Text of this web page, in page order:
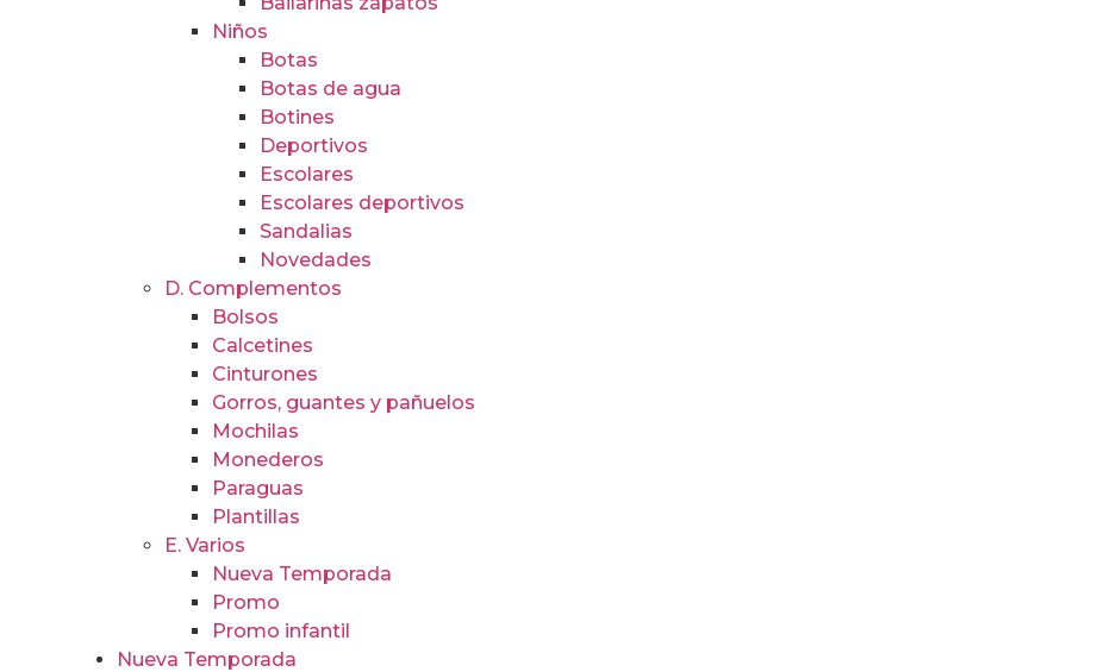
Niños
Botas
Botas de agua
Botines
Deportivos
Escolares
Escolares deportivos
Sandalias
Novedades
D. Complementos
Bolsos
Calcetines
Cinturones
Gorros, guantes y pañuelos
Mochilas
Monederos
Paraguas
Plantillas
E. Varios
Nueva Temporada
Promo
Promo infantil
Nueva Temporada